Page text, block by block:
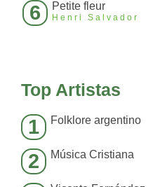
6 Petite fleur
Henri Salvador
Top Artistas
1 Folklore argentino
2 Música Cristiana